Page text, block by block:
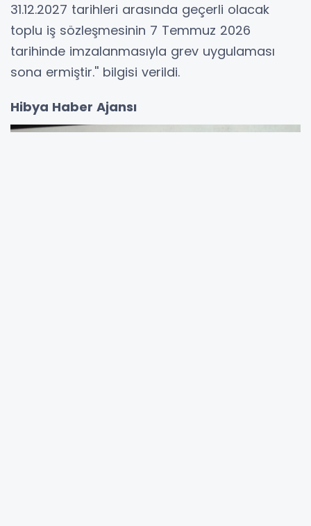
31.12.2027 tarihleri arasında geçerli olacak
toplu iş sözleşmesinin 7 Temmuz 2026
tarihinde imzalanmasıyla grev uygulaması
sona ermiştir.'' bilgisi verildi.
Hibya Haber Ajansı